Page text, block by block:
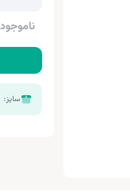
ناموجود
سایز: